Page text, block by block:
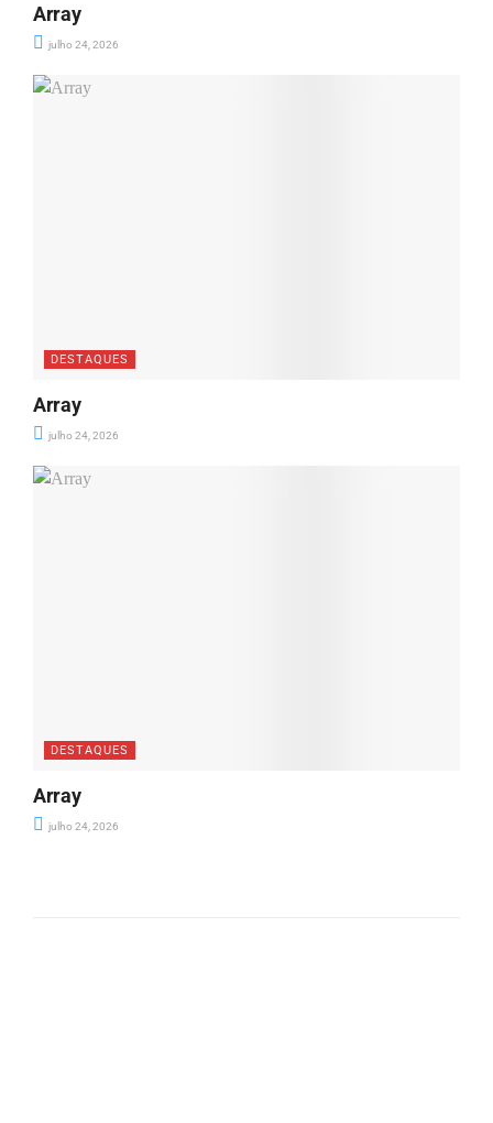
Array
julho 24, 2026
DESTAQUES
Array
julho 24, 2026
DESTAQUES
Array
julho 24, 2026